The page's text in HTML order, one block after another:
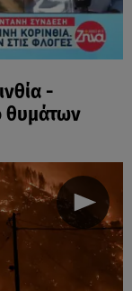
-
θυμάτων